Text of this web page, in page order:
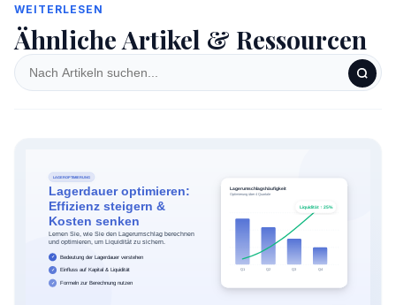
WEITERLESEN
Ähnliche Artikel & Ressourcen